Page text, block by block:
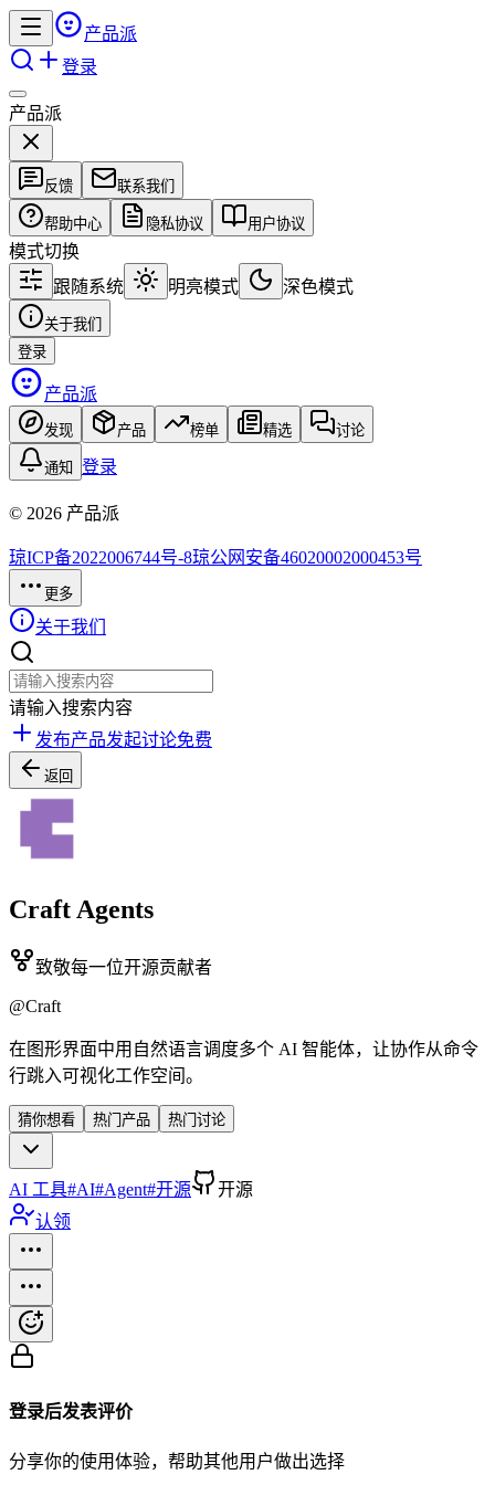
产品派
登录
产品派
反馈 联系我们
帮助中心 隐私协议 用户协议
模式切换
跟随系统
明亮模式 深色模式
关于我们
登录
产品派
发现 产品 榜单 精选 讨论
通知 登录
© 2026 产品派
琼ICP备2022006744号-8琼公网安备46020002000453号
更多
关于我们
请输入搜索内容
发布产品发起讨论免费
返回
Craft Agents
致敬每一位开源贡献者
@Craft
在图形界面中用自然语言调度多个 AI 智能体，让协作从命令
行跳入可视化工作空间。
猜你想看 热门产品 热门讨论
AI 工具#AI#Agent#开源
开源
认领
登录后发表评价
分享你的使用体验，帮助其他用户做出选择